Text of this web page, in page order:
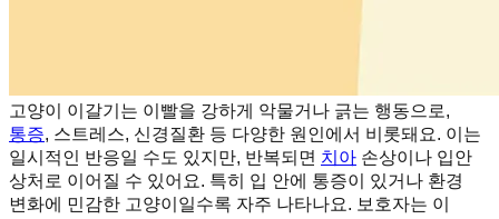
고양이 이갈기는 이빨을 강하게 악물거나 긁는 행동으로,
통증, 스트레스, 신경질환 등 다양한 원인에서 비롯돼요. 이는
일시적인 반응일 수도 있지만, 반복되면 치아 손상이나 입안
상처로 이어질 수 있어요. 특히 입 안에 통증이 있거나 환경
변화에 민감한 고양이일수록 자주 나타나요. 보호자는 이